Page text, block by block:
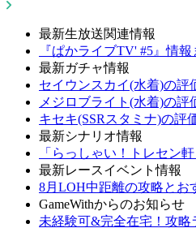
最新生放送関連情報
『ぱかライブTV' #5』情報
最新ガチャ情報
セイウンスカイ(水着)の評
メジロブライト(水着)の評
キセキ(SSRスタミナ)の評
最新シナリオ情報
「らっしゃい！トレセン
最新レースイベント情報
8月LOH中距離の攻略とお
GameWithからのお知らせ
未経験可&完全在宅！攻略